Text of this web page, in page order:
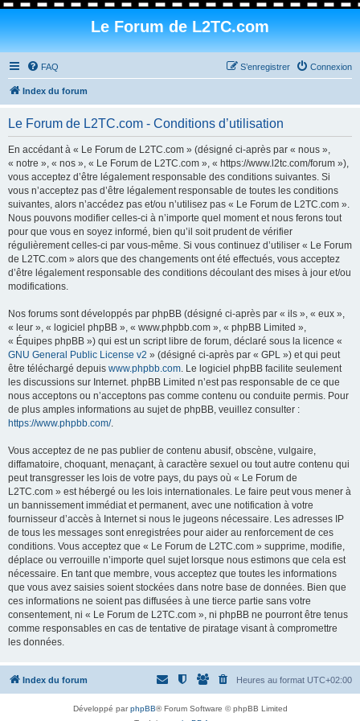
Le Forum de L2TC.com
FAQ Connexion
S’enregistrer
Index du forum
Le Forum de L2TC.com - Conditions d’utilisation
En accédant à « Le Forum de L2TC.com » (désigné ci-après par « nous »,
« notre », « nos », « Le Forum de L2TC.com », « https://www.l2tc.com/forum »),
vous acceptez d’être légalement responsable des conditions suivantes. Si
vous n’acceptez pas d’être légalement responsable de toutes les conditions
suivantes, alors n’accédez pas et/ou n’utilisez pas « Le Forum de L2TC.com ».
Nous pouvons modifier celles-ci à n’importe quel moment et nous ferons tout
pour que vous en soyez informé, bien qu’il soit prudent de vérifier
régulièrement celles-ci par vous-même. Si vous continuez d’utiliser « Le Forum
de L2TC.com » alors que des changements ont été effectués, vous acceptez
d’être légalement responsable des conditions découlant des mises à jour et/ou
modifications.
Nos forums sont développés par phpBB (désigné ci-après par « ils », « eux »,
« leur », « logiciel phpBB », « www.phpbb.com », « phpBB Limited »,
« Équipes phpBB ») qui est un script libre de forum, déclaré sous la licence «
GNU General Public License v2 » (désigné ci-après par « GPL ») et qui peut
être téléchargé depuis www.phpbb.com. Le logiciel phpBB facilite seulement
les discussions sur Internet. phpBB Limited n’est pas responsable de ce que
nous acceptons ou n’acceptons pas comme contenu ou conduite permis. Pour
de plus amples informations au sujet de phpBB, veuillez consulter :
https://www.phpbb.com/.
Vous acceptez de ne pas publier de contenu abusif, obscène, vulgaire,
diffamatoire, choquant, menaçant, à caractère sexuel ou tout autre contenu qui
peut transgresser les lois de votre pays, du pays où « Le Forum de
L2TC.com » est hébergé ou les lois internationales. Le faire peut vous mener à
un bannissement immédiat et permanent, avec une notification à votre
fournisseur d’accès à Internet si nous le jugeons nécessaire. Les adresses IP
de tous les messages sont enregistrées pour aider au renforcement de ces
conditions. Vous acceptez que « Le Forum de L2TC.com » supprime, modifie,
déplace ou verrouille n’importe quel sujet lorsque nous estimons que cela est
nécessaire. En tant que membre, vous acceptez que toutes les informations
que vous avez saisies soient stockées dans notre base de données. Bien que
ces informations ne soient pas diffusées à une tierce partie sans votre
consentement, ni « Le Forum de L2TC.com », ni phpBB ne pourront être tenus
comme responsables en cas de tentative de piratage visant à compromettre
les données.
Index du forum Heures au format UTC+02:00
Développé parphpBB® Forum Software © phpBB Limited